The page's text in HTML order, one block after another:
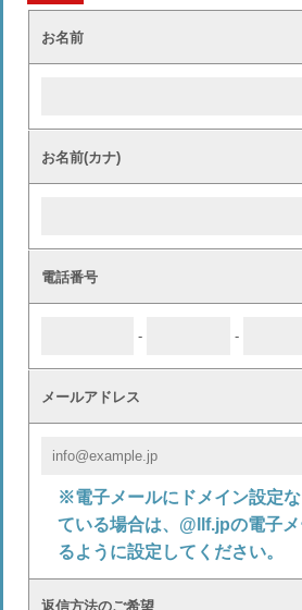
お名前
お名前(カナ)
電話番号
- -
メールアドレス
※電子メールにドメイン設定
ている場合は、@llf.jpの電子
るように設定してください。
返信方法のご希望